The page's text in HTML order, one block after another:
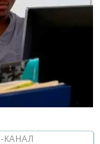
КАНАЛ